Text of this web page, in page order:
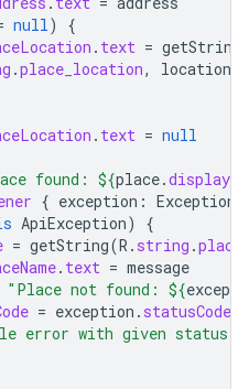
null)
{
. text = getString
.place_location, location
. text = null
found: ${place.
{ exception : Exception
ApiException)
{
= getString(R . string .
. text = message
"Place not found: ${
= exception . statusCode
error with given status